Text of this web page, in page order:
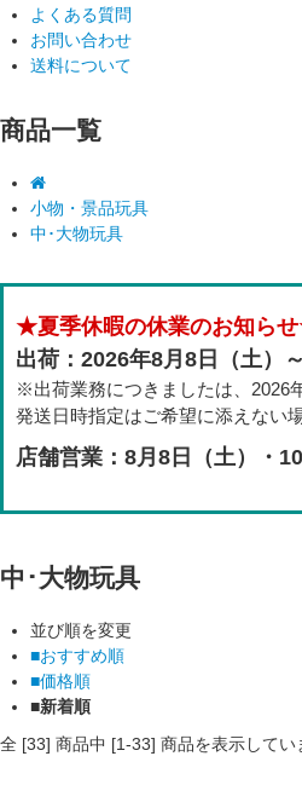
よくある質問
お問い合わせ
送料について
商品一覧
小物・景品玩具
中･大物玩具
★夏季休暇の休業のお知ら
出荷：2026年8月8日（土）
※出荷業務につきましたは、2026
発送日時指定はご希望に添えない
店舗営業：8月8日（土）・
中･大物玩具
並び順を変更
■おすすめ順
■価格順
■新着順
全 [33] 商品中 [1-33] 商品を表示してい